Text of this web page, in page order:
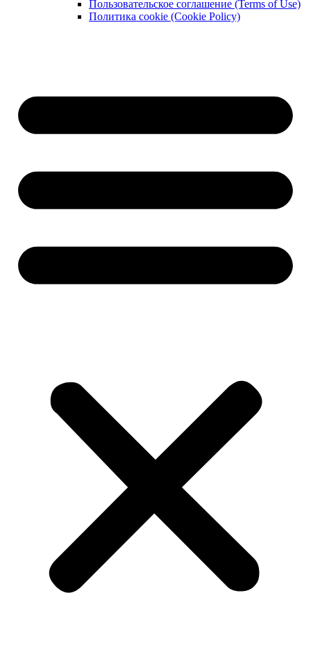
Пользовательское соглашение (Terms of Use)
Политика cookie (Cookie Policy)